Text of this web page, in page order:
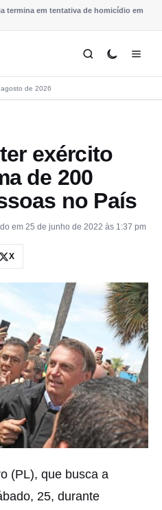
termina em tentativa de homicídio em
de 2026
exército
de 200
no País
em 25 de junho de 2022 às 1:37 pm
X
(PL), que busca a
25, durante